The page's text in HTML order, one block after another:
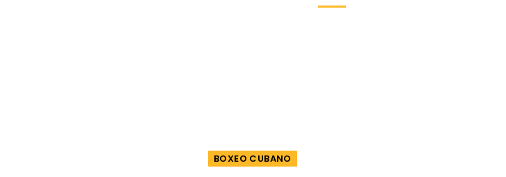
BOXEO CUBANO